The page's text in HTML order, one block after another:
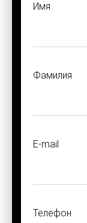
Имя
Фамилия
E-mail
Телефон